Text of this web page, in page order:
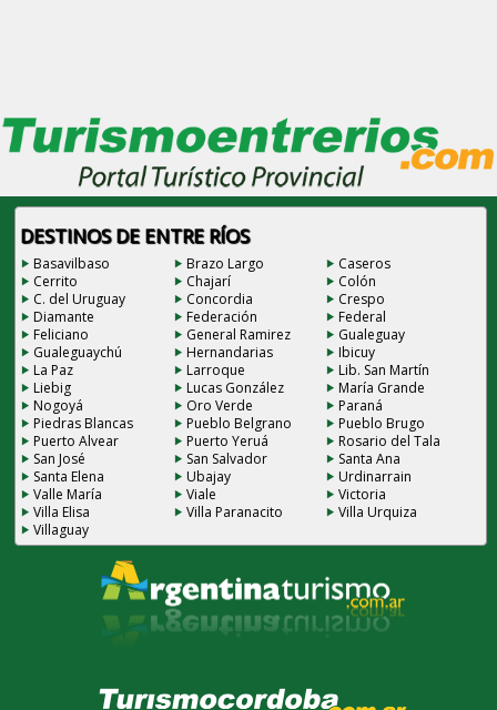
DESTINOS DE ENTRE RÍOS
Basavilbaso Brazo Largo
Caseros
Cerrito
Chajarí
Colón
C. del Uruguay
Concordia
Crespo
Diamante
Federación
Federal
Feliciano
General Ramirez
Gualeguay
Gualeguaychú
Hernandarias
Ibicuy
La Paz
Larroque
Lib. San Martín
Liebig
Lucas González
María Grande
Nogoyá
Oro Verde
Paraná
Piedras Blancas
Pueblo Belgrano
Pueblo Brugo
Puerto Alvear
Puerto Yeruá
Rosario del Tala
San José
San Salvador
Santa Ana
Santa Elena
Ubajay
Urdinarrain
Valle María
Viale
Victoria
Villa Elisa
Villa Paranacito
Villa Urquiza
Villaguay